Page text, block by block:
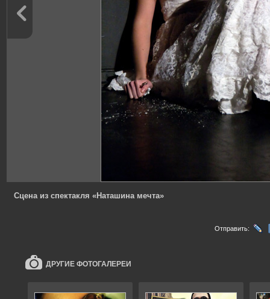
Сцена из спектакля «Наташина мечта»
Отправить:
ДРУГИЕ ФОТОГАЛЕРЕИ